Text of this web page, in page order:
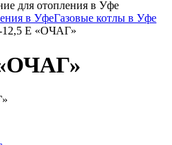
для отопления в Уфе
в УфеГазовые котлы в Уфе
Е «ОЧАГ»